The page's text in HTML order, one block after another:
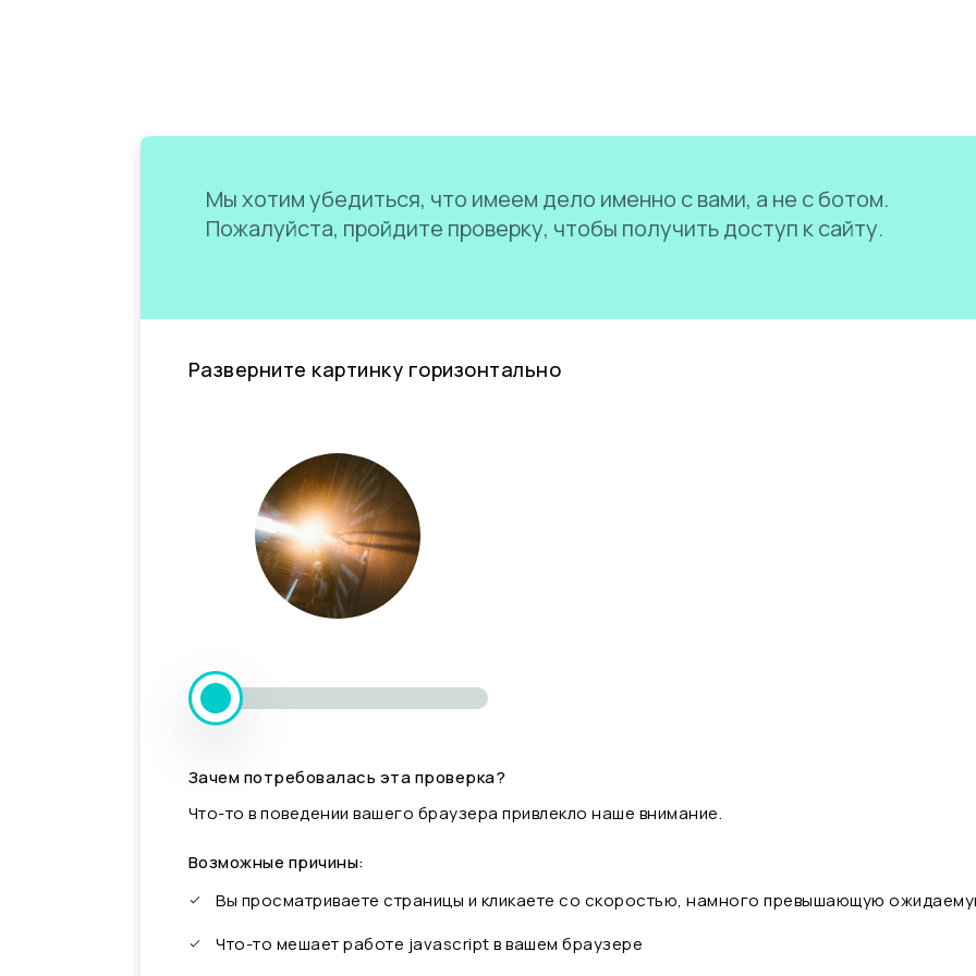
Мы хотим убедиться, что имеем дело именно с вами, а не с ботом.
Пожалуйста, пройдите проверку, чтобы получить доступ к сайту.
Разверните картинку горизонтально
Зачем потребовалась эта проверка?
Что-то в поведении вашего браузера привлекло наше внимание.
Возможные причины:
Вы просматриваете страницы и кликаете со скоростью, намного превышающую
Что-то мешает работе javascript в вашем браузере